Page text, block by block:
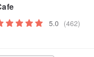
5.0 (462)